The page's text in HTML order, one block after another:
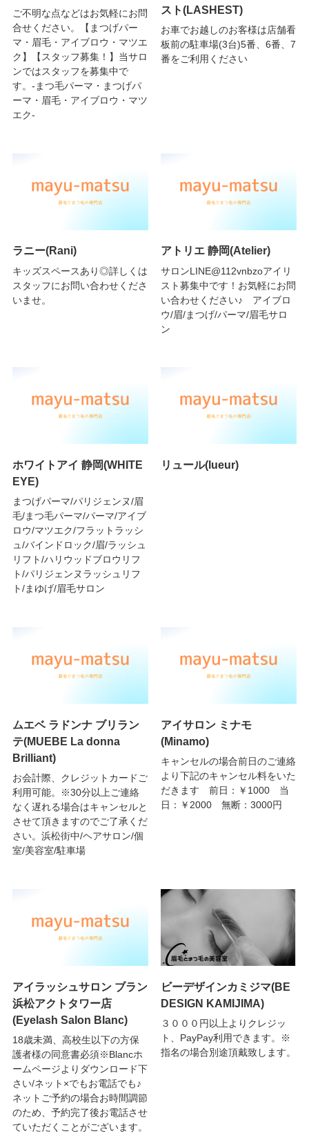
ご不明な点などはお気軽にお問
合せください。【まつげパー
マ・眉毛・アイブロウ・マツエ
ク】【スタッフ募集！】当サロ
ンではスタッフを募集中で
す。-まつ毛パーマ・まつげパ
ーマ・眉毛・アイブロウ・マツ
エク-
スト(LASHEST)
お車でお越しのお客様は店舗看
板前の駐車場(3台)5番、6番、7
番をご利用ください
ラニー(Rani)
キッズスペースあり◎詳しくは
スタッフにお問い合わせくださ
いませ。
アトリエ 静岡(Atelier)
サロンLINE@112vnbzoアイリ
スト募集中です！お気軽にお問
い合わせください♪ アイブロ
ウ/眉/まつげ/パーマ/眉毛サロ
ン
ホワイトアイ 静岡(WHITE
EYE)
まつげパーマ/パリジェンヌ/眉
毛/まつ毛パーマ/パーマ/アイブ
ロウ/マツエク/フラットラッシ
ュ/バインドロック/眉/ラッシュ
リフト/ハリウッドブロウリフ
ト/パリジェンヌラッシュリフ
ト/まゆげ/眉毛サロン
リュール(lueur)
ムエベ ラドンナ ブリラン
テ(MUEBE La donna
Brilliant)
お会計際、クレジットカードご
利用可能。※30分以上ご連絡
なく遅れる場合はキャンセルと
させて頂きますのでご了承くだ
さい。浜松街中/ヘアサロン/個
室/美容室/駐車場
アイサロン ミナモ
(Minamo)
キャンセルの場合前日のご連絡
より下記のキャンセル料をいた
だきます 前日：￥1000 当
日：￥2000 無断：3000円
アイラッシュサロン ブラン
浜松アクトタワー店
(Eyelash Salon Blanc)
18歳未満、高校生以下の方保
護者様の同意書必須※Blancホ
ームページよりダウンロード下
さい/ネット×でもお電話でも♪
ネットご予約の場合お時間調節
のため、予約完了後お電話させ
ていただくことがございます。
ビーデザインカミジマ(BE
DESIGN KAMIJIMA)
３０００円以上よりクレジッ
ト、PayPay利用できます。※
指名の場合別途頂戴致します。